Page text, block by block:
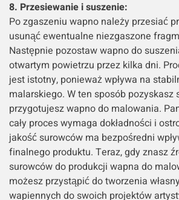
8. Przesiewanie i suszenie:
Po zgaszeniu wapno należy przesiać
usunąć ewentualne niezgaszone
Następnie pozostaw wapno do
otwartym powietrzu przez kilka dni.
jest istotny, ponieważ wpływa na
malarskiego. W ten sposób pozyskasz
przygotujesz wapno do malowania.
cały proces wymaga dokładności i
jakość surowców ma bezpośredni
finalnego produktu. Teraz, gdy znasz
surowców do produkcji wapna do
możesz przystąpić do tworzenia
wapiennych do swoich projektów